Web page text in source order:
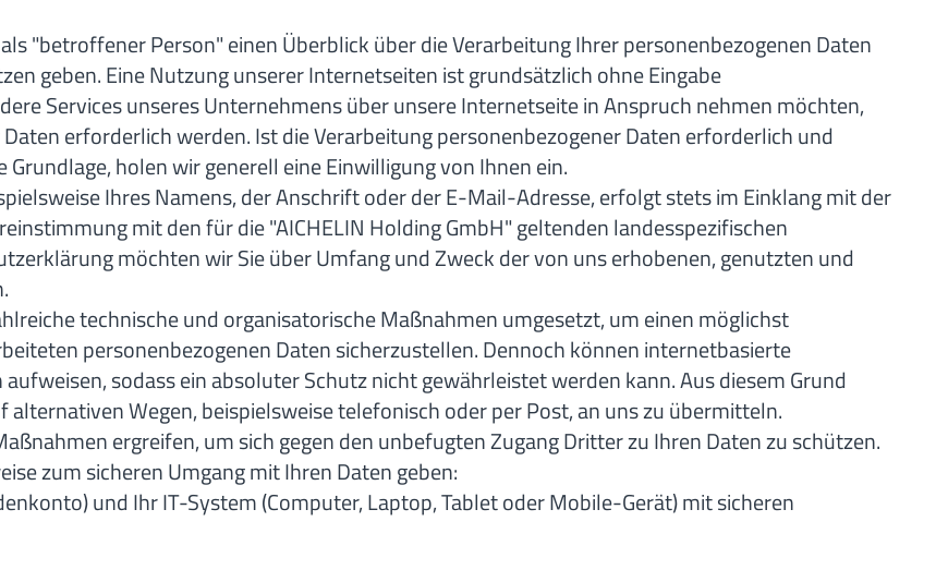
"betroffener Person" einen Überblick über die Verarbeitung Ihrer personenbezogenen Daten
geben. Eine Nutzung unserer Internetseiten ist grundsätzlich ohne Eingabe
Services unseres Unternehmens über unsere Internetseite in Anspruch nehmen möchten,
erforderlich werden. Ist die Verarbeitung personenbezogener Daten erforderlich und
holen wir generell eine Einwilligung von Ihnen ein.
Ihres Namens, der Anschrift oder der E-Mail-Adresse, erfolgt stets im Einklang mit der
mit den für die "AICHELIN Holding GmbH" geltenden landesspezifischen
möchten wir Sie über Umfang und Zweck der von uns erhobenen, genutzten und
technische und organisatorische Maßnahmen umgesetzt, um einen möglichst
personenbezogenen Daten sicherzustellen. Dennoch können internetbasierte
sodass ein absoluter Schutz nicht gewährleistet werden kann. Aus diesem Grund
Wegen, beispielsweise telefonisch oder per Post, an uns zu übermitteln.
ergreifen, um sich gegen den unbefugten Zugang Dritter zu Ihren Daten zu schützen.
zum sicheren Umgang mit Ihren Daten geben:
und Ihr IT-System (Computer, Laptop, Tablet oder Mobile-Gerät) mit sicheren